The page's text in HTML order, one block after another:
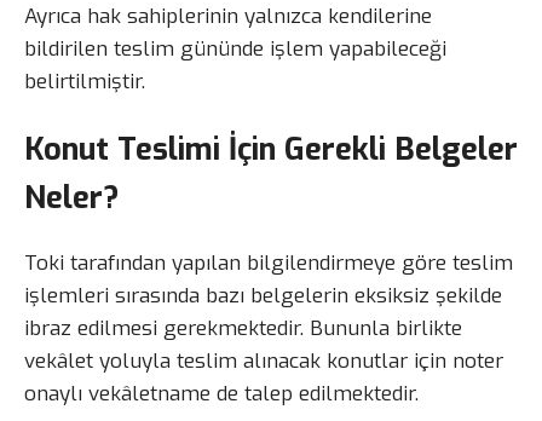
Ayrıca hak sahiplerinin yalnızca kendilerine
bildirilen teslim gününde işlem yapabileceği
belirtilmiştir.
Konut Teslimi İçin Gerekli Belgeler
Neler?
Toki tarafından yapılan bilgilendirmeye göre teslim
işlemleri sırasında bazı belgelerin eksiksiz şekilde
ibraz edilmesi gerekmektedir. Bununla birlikte
vekâlet yoluyla teslim alınacak konutlar için noter
onaylı vekâletname de talep edilmektedir.